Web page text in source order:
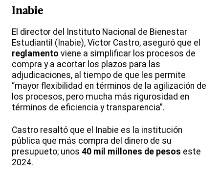
Inabie
El director del Instituto Nacional de Bienestar
Estudiantil (Inabie), Víctor Castro, aseguró que el
reglamento viene a simplificar los procesos de
compra y a acortar los plazos para las
adjudicaciones, al tiempo de que les permite
“mayor flexibilidad en términos de la agilización de
los procesos, pero mucha más rigurosidad en
términos de eficiencia y transparencia”.
Castro resaltó que el Inabie es la institución
pública que más compra del dinero de su
presupueto; unos 40 mil millones de pesos este
2024.